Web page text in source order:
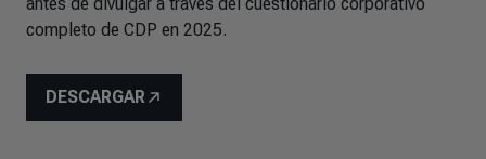
completo de CDP en 2025.
DESCARGAR